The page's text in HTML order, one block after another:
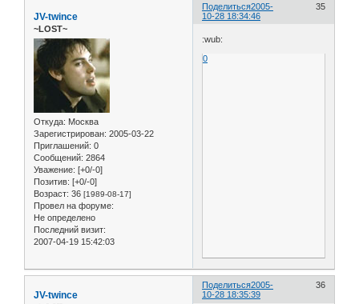
Поделиться 35
2005-
10-28 18:34:46
JV-twince
~LOST~
Откуда: Москва
Зарегистрирован: 2005-03-22
Приглашений: 0
Сообщений: 2864
Уважение: [+0/-0]
Позитив: [+0/-0]
Возраст: 36 [1989-08-17]
Провел на форуме:
Не определено
Последний визит:
2007-04-19 15:42:03
:wub:
0
Поделиться 36
2005-
10-28 18:35:39
JV-twince